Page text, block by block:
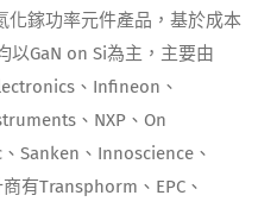
鎵功率元件產品，基於成本
以GaN on Si為主，主要由
、Infineon、
、NXP、On
Sanken、Innoscience、
有Transphorm、EPC、